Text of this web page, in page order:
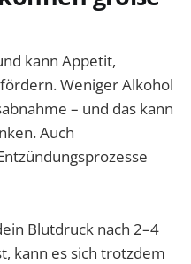
kann Appetit,
Weniger Alkohol
– und das kann
Auch
Blutdruck nach 2–4
kann es sich trotzdem